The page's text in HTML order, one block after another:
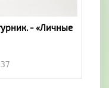
- «Личные